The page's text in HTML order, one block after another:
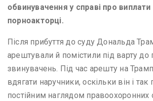
обвинувачення у справі про
порноакторці.
Після прибуття до суду Дональда
арештували й помістили під варту до
звинувачень. Під час арешту на
вдягати наручники, оскільки він і так
постійним наглядом правоохоронних